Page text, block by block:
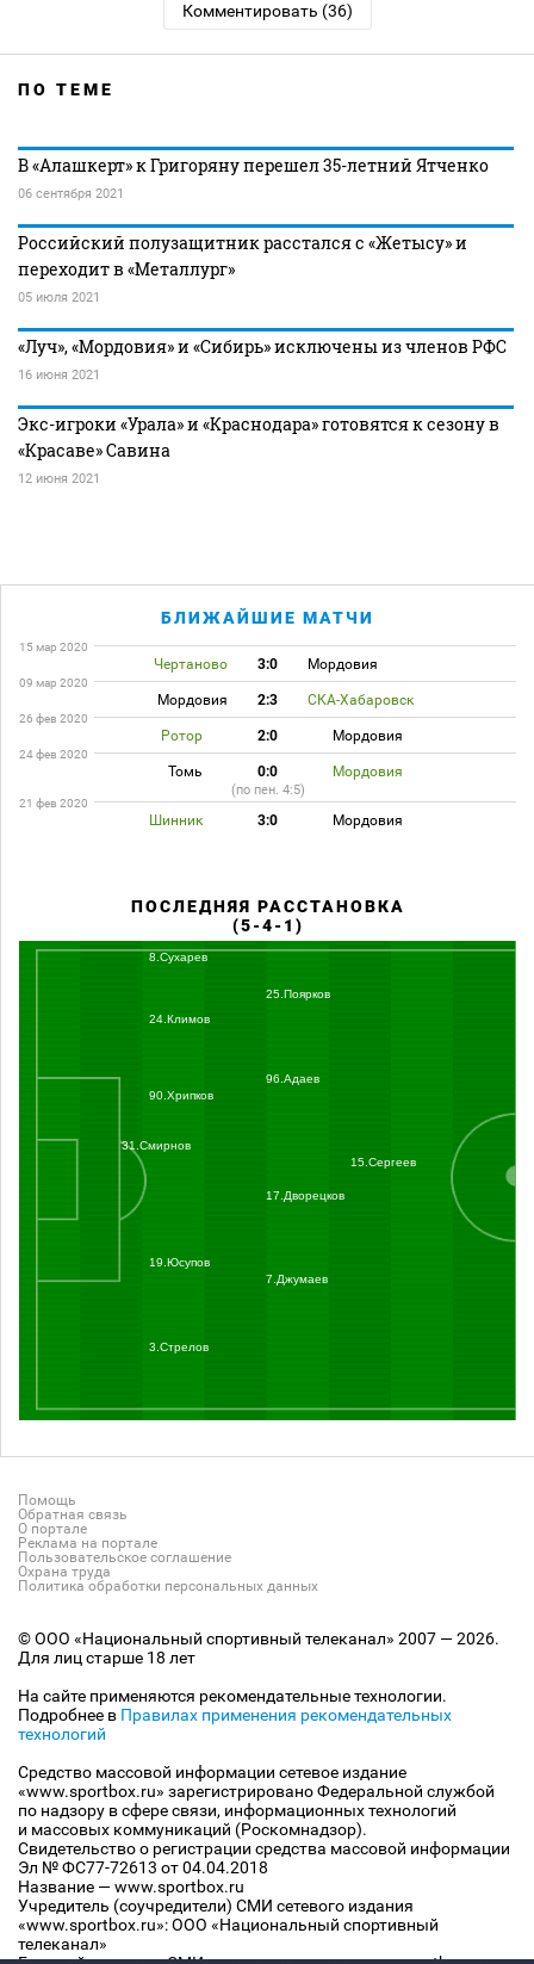
Комментировать (36)
ПО ТЕМЕ
В «Алашкерт» к Григоряну перешел 35-летний Ятченко
06 сентября 2021
Российский полузащитник расстался с «Жетысу» и
переходит в «Металлург»
05 июля 2021
«Луч», «Мордовия» и «Сибирь» исключены из членов РФС
16 июня 2021
Экс-игроки «Урала» и «Краснодара» готовятся к сезону в
«Красаве» Савина
12 июня 2021
БЛИЖАЙШИЕ МАТЧИ
15 мар 2020
Чертаново 3:0 Мордовия
09 мар 2020
Мордовия 2:3 СКА-Хабаровск
26 фев 2020
Ротор 2:0 Мордовия
24 фев 2020
Томь 0:0 Мордовия
(по пен. 4:5)
21 фев 2020
Шинник 3:0 Мордовия
ПОСЛЕДНЯЯ РАССТАНОВКА
(5-4-1)
96.Адаев
17.Дворецков
7.Джумаев
24.Климов
25.Поярков
15.Сергеев
31.Смирнов
3.Стрелов
8.Сухарев
90.Хрипков
19.Юсупов
Помощь
Обратная связь
О портале
Реклама на портале
Пользовательское соглашение
Охрана труда
Политика обработки персональных данных
© ООО «Национальный спортивный телеканал» 2007 — 2026.
Для лиц старше 18 лет
На сайте применяются рекомендательные технологии.
Подробнее в Правилах применения рекомендательных
технологий
Средство массовой информации сетевое издание
«www.sportbox.ru» зарегистрировано Федеральной службой
по надзору в сфере связи, информационных технологий
и массовых коммуникаций (Роскомнадзор).
Свидетельство о регистрации средства массовой информации
Эл № ФС77-72613 от 04.04.2018
Название — www.sportbox.ru
Учредитель (соучредители) СМИ сетевого издания
«www.sportbox.ru»: ООО «Национальный спортивный
телеканал»